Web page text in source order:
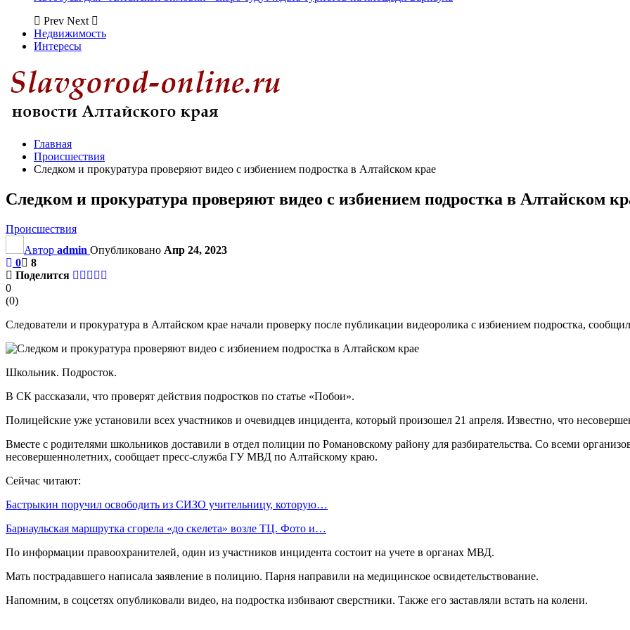
Prev Next
Недвижимость
Интересы
Главная
Происшествия
Следком и прокуратура проверяют видео с избиением подростка в Алтайском крае
Следком и прокуратура проверяют видео с избиением подростка в Алтайском
Происшествия
Автор admin Опубликовано Апр 24, 2023
0
8
Поделится
0
(0)
Следователи и прокуратура в Алтайском крае начали проверку после публикации видеоролика с избиением подростка,
Школьник. Подросток.
В СК рассказали, что проверят действия подростков по статье «Побои».
Полицейские уже установили всех участников и очевидцев инцидента, который произошел 21 апреля. Известно, что
Вместе с родителями школьников доставили в отдел полиции по Романовскому району для разбирательства. Со всеми
несовершеннолетних, сообщает пресс-служба ГУ МВД по Алтайскому краю.
Сейчас читают:
Бастрыкин поручил освободить из СИЗО учительницу, которую…
Барнаульская маршрутка сгорела «до скелета» возле ТЦ. Фото и…
По информации правоохранителей, один из участников инцидента состоит на учете в органах МВД.
Мать пострадавшего написала заявление в полицию. Парня направили на медицинское освидетельствование.
Напомним, в соцсетях опубликовали видео, на подростка избивают сверстники. Также его заставляли встать на колени.